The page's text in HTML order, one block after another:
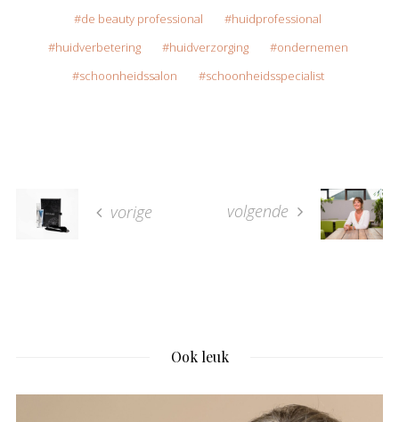
de beauty professional
huidprofessional
huidverbetering
huidverzorging
ondernemen
schoonheidssalon
schoonheidsspecialist
vorige volgende
Ook leuk